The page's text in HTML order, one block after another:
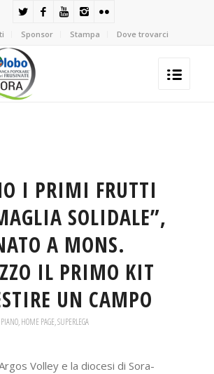
Sponsor Stampa Dove trovarci
I PRIMI FRUTTI
SOLIDALE”,
A MONS.
IL PRIMO KIT
UN CAMPO
,HOME PAGE,SUPERLEGA
Volley e la diocesi di Sora-